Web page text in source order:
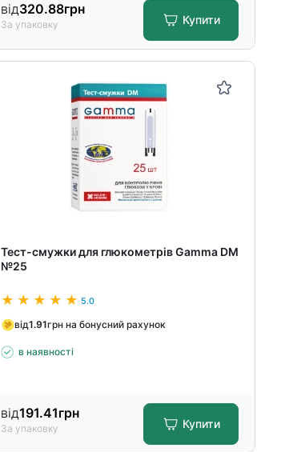
від320.88грн
За упаковку Купити
Тест-смужки для глюкометрів Gamma DM
№25
5.0
від1.91грн на бонусний рахунок
в наявності
від191.41грн
За упаковку Купити